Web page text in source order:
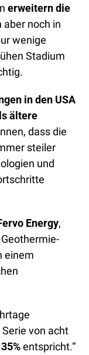
erweitern die
aber noch in
wenige
Stadium
in den USA
ältere
dass die
steiler
und
Energy,
einem
von acht
entspricht.“